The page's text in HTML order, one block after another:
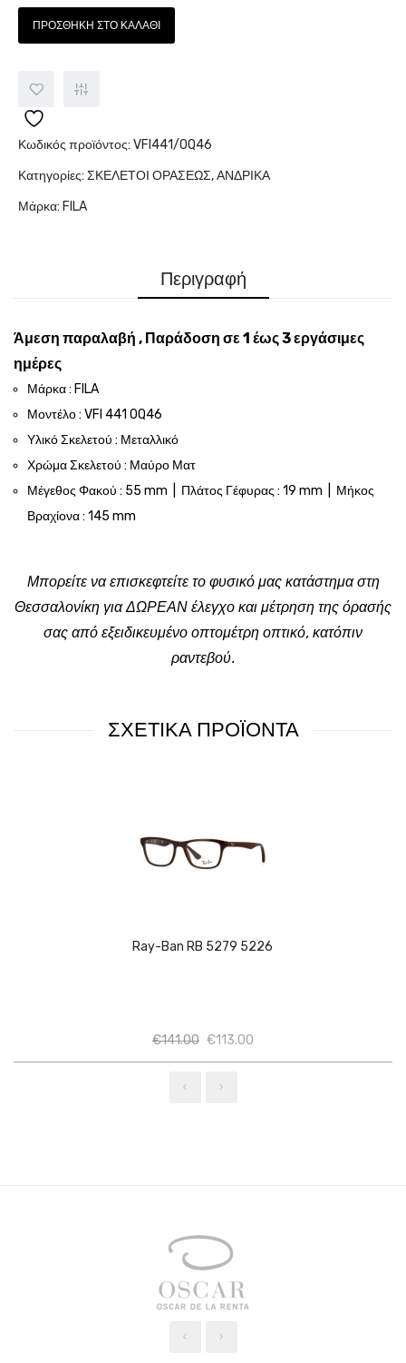
ΠΡΟΣΘΉΚΗ ΣΤΟ ΚΑΛΆΘΙ
Κωδικός προϊόντος: VFI441/0Q46
Κατηγορίες: ΣΚΕΛΕΤΟΙ ΟΡΑΣΕΩΣ,ΑΝΔΡΙΚΑ
Μάρκα: FILA
Περιγραφή
Άμεση παραλαβή , Παράδοση σε 1 έως 3 εργάσιμες
ημέρες
Μάρκα : FILA
Μοντέλο : VFI 441 0Q46
Υλικό Σκελετού : Μεταλλικό
Χρώμα Σκελετού : Μαύρο Ματ
Μέγεθος Φακού : 55 mm | Πλάτος Γέφυρας : 19 mm | Μήκος
Βραχίονα : 145 mm
Μπορείτε να επισκεφτείτε το φυσικό μας κατάστημα στη
Θεσσαλονίκη για ΔΩΡΕΑΝ έλεγχο και μέτρηση της όρασής
σας από εξειδικευμένο οπτομέτρη οπτικό, κατόπιν
ραντεβού.
ΣΧΕΤΙΚΑ ΠΡΟΪΟΝΤΑ
Ray-Ban RB 5279 5226
€141.00 Ποσότητα
€113.00